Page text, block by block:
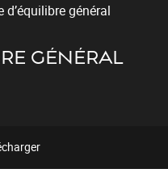
d’équilibre général
GÉNÉRAL